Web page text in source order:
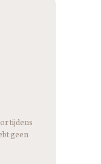
tijdens
geen